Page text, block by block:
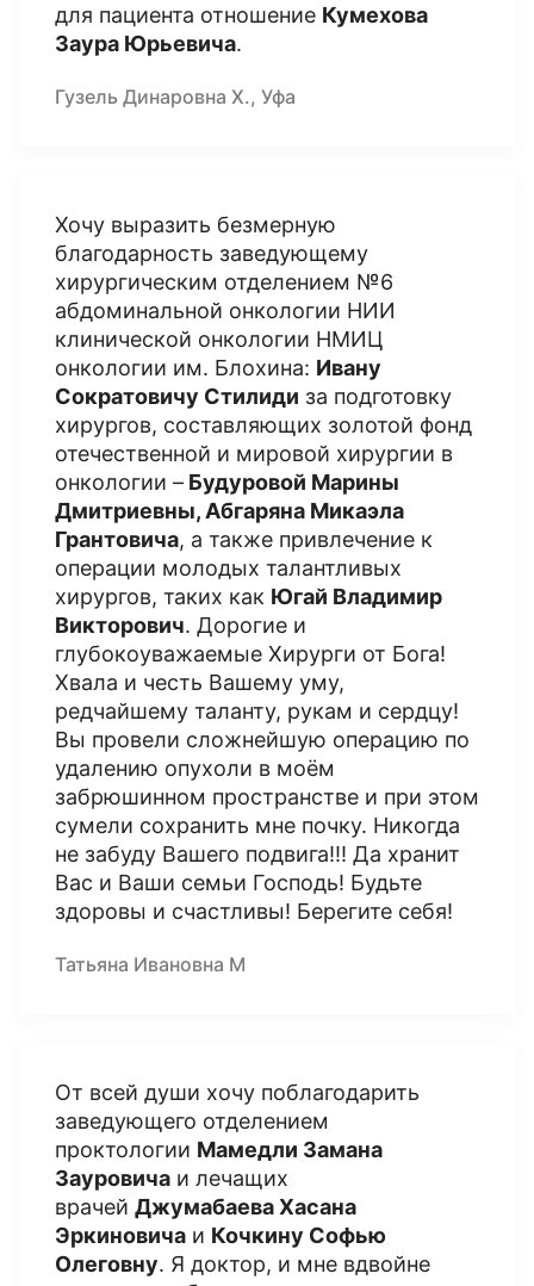
для пациента отношение Кумехова
Заура Юрьевича.
Гузель Динаровна Х., Уфа
Хочу выразить безмерную
благодарность заведующему
хирургическим отделением №6
абдоминальной онкологии НИИ
клинической онкологии НМИЦ
онкологии им. Блохина: Ивану
Сократовичу Стилиди за подготовку
хирургов, составляющих золотой фонд
отечественной и мировой хирургии в
онкологии – Будуровой Марины
Дмитриевны, Абгаряна Микаэла
Грантовича, а также привлечение к
операции молодых талантливых
хирургов, таких как Югай Владимир
Викторович. Дорогие и
глубокоуважаемые Хирурги от Бога!
Хвала и честь Вашему уму,
редчайшему таланту, рукам и сердцу!
Вы провели сложнейшую операцию по
удалению опухоли в моём
забрюшинном пространстве и при этом
сумели сохранить мне почку. Никогда
не забуду Вашего подвига!!! Да хранит
Вас и Ваши семьи Господь! Будьте
здоровы и счастливы! Берегите себя!
Татьяна Ивановна М
От всей души хочу поблагодарить
заведующего отделением
проктологии Мамедли Замана
Зауровича и лечащих
врачей Джумабаева Хасана
Эркиновича и Кочкину Софью
Олеговну. Я доктор, и мне вдвойне